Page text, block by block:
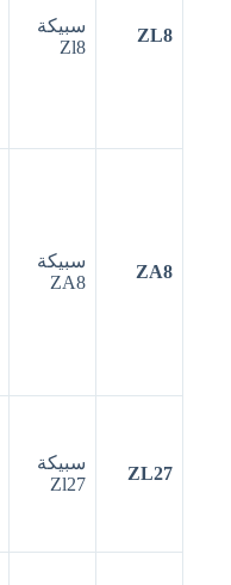
ZL8
سبيكة
Zl8
ZA8
سبيكة
ZA8
ZL27
سبيكة
Zl27